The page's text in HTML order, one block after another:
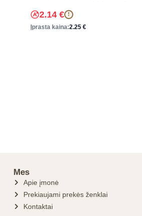
2.14 € !
Įprasta kaina:2.25 €
Mes
Apie įmonė
Prekiaujami prekės ženklai
Kontaktai